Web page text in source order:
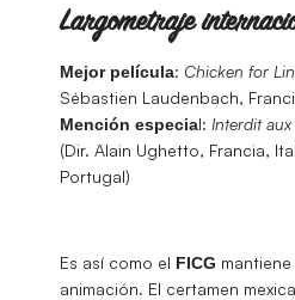
Largometraje
Mejor película: Chicken for
Sébastien Laudenbach,
Mención especial: Interdit
(Dir. Alain Ughetto, Francia,
Portugal)
Es así como el FICG
animación. El certamen